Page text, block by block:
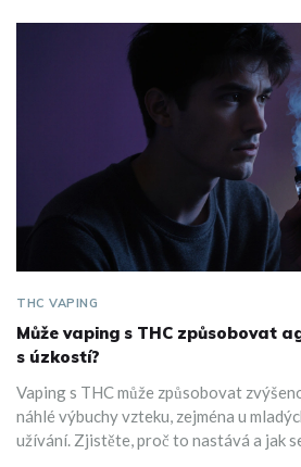
THC VAPING
Může vaping s THC způsobovat
s úzkostí?
Vaping s THC může způsobovat
náhlé výbuchy vzteku, zejména u
užívání. Zjistěte, proč to nastává a jak